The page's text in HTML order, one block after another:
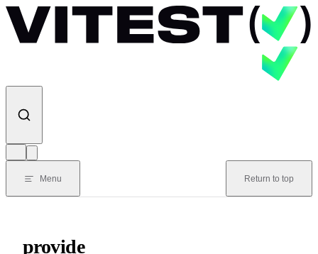
Skip to content
Menu Return to top
provide